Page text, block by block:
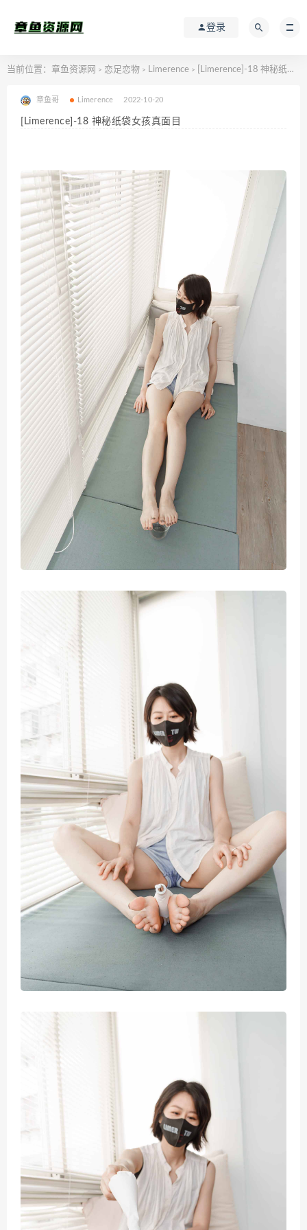
登录
当前位置： 章鱼资源网 > 恋足恋物 > Limerence > [Limerence]-18 神秘纸袋女孩真面目
章鱼哥 Limerence 2022-10-20
[Limerence]-18 神秘纸袋女孩真面目